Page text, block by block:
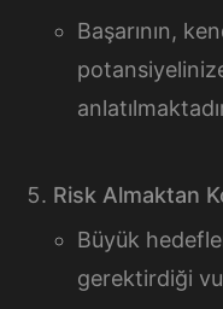
Başarının,
Risk Almaktan
Büyük
gerektirdiği